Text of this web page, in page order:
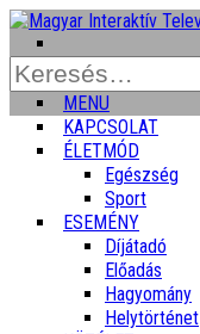
Keresés:
MENU
KAPCSOLAT
ÉLETMÓD
Egészség
Sport
ESEMÉNY
Díjátadó
Előadás
Hagyomány
Helytörténet